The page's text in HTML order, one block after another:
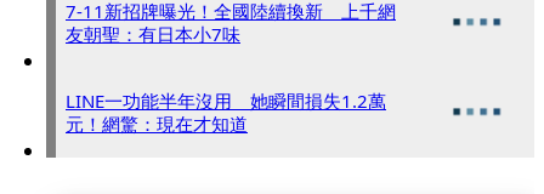
7-11新招牌曝光！全國陸續換新 上千網
友朝聖：有日本小7味
LINE一功能半年沒用 她瞬間損失1.2萬
元！網驚：現在才知道